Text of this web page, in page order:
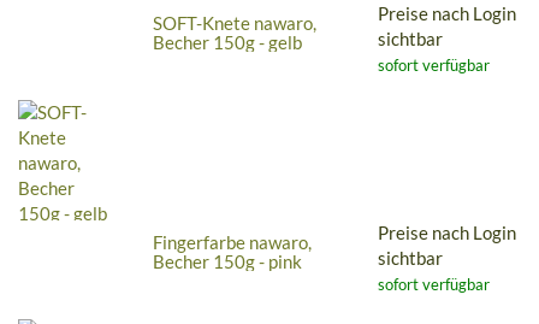
SOFT-Knete nawaro,
Becher 150g - gelb
Preise nach Login
sichtbar
sofort verfügbar
Fingerfarbe nawaro,
Becher 150g - pink
Preise nach Login
sichtbar
sofort verfügbar